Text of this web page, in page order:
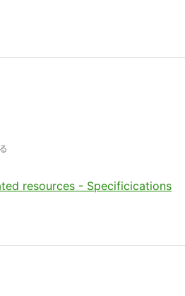
resources - Specificications